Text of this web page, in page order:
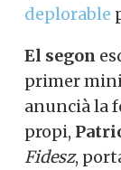
deplorable
El segon
primer
anuncià la
propi,
Fidesz,